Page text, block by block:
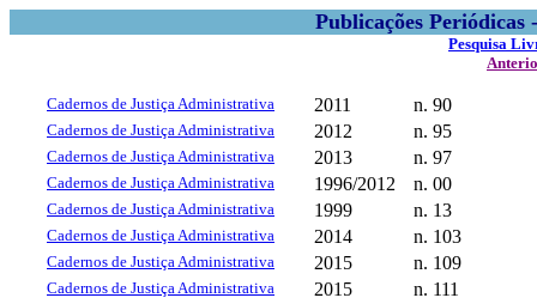
Publicações
Pesquisa
Cadernos de Justiça Administrativa 2011 n. 90
Cadernos de Justiça Administrativa 2012 n. 95
Cadernos de Justiça Administrativa 2013 n. 97
Cadernos de Justiça Administrativa 1996/2012 n. 00
Cadernos de Justiça Administrativa 1999 n. 13
Cadernos de Justiça Administrativa 2014 n. 103
Cadernos de Justiça Administrativa 2015 n. 109
Cadernos de Justiça Administrativa 2015 n. 111